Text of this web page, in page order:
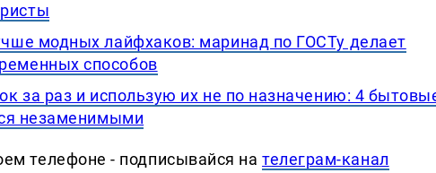
модных лайфхаков: маринад по ГОСТу делает
способов
за раз и использую их не по назначению: 4
незаменимыми
телефоне - подписывайся нателеграм-канал